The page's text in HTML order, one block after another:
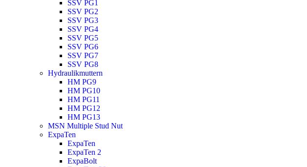
SSV PG1
SSV PG2
SSV PG3
SSV PG4
SSV PG5
SSV PG6
SSV PG7
SSV PG8
Hydraulikmuttern
HM PG9
HM PG10
HM PG11
HM PG12
HM PG13
MSN Multiple Stud Nut
ExpaTen
ExpaTen
ExpaTen 2
ExpaBolt